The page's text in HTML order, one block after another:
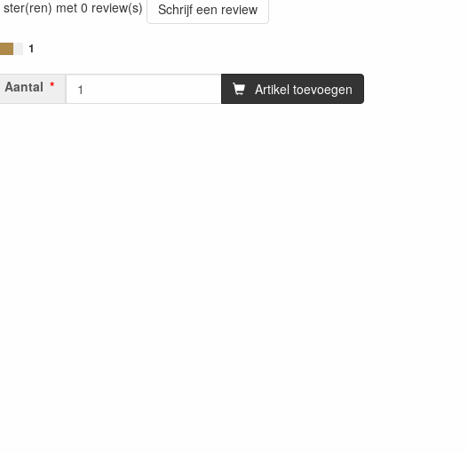
ster(ren) met 0 review(s)
Schrijf een review
1
Aantal Artikel toevoegen